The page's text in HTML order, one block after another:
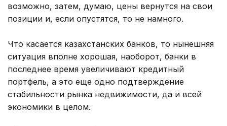
возможно, затем, думаю, цены вернутся на свои
позиции и, если опустятся, то не намного.
Что касается казахстанских банков, то нынешняя
ситуация вполне хорошая, наоборот, банки в
последнее время увеличивают кредитный
портфель, а это еще одно подтверждение
стабильности рынка недвижимости, да и всей
экономики в целом.